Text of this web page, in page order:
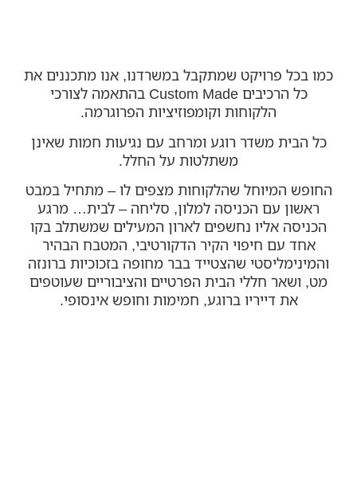
כמו בכל פרויקט שמתקבל במשרדנו, אנו מתכננים את
כל הרכיבים Custom Made בהתאמה לצורכי
הלקוחות וקומפוזיציות הפרוגרמה.
כל הבית משדר רוגע ומרחב עם נגיעות חמות שאינן
משתלטות על החלל.
החופש המיוחל שהלקוחות מצפים לו – מתחיל במבט
ראשון עם הכניסה למלון, סליחה – לבית… מרגע
הכניסה אליו נחשפים לארון המעילים שמשתלב בקו
אחד עם חיפוי הקיר הדקורטיבי, המטבח הבהיר
והמינימליסטי שהצטייד בבר מחופה בזכוכיות ברונזה
מט, ושאר חללי הבית הפרטיים והציבוריים שעוטפים
את דייריו ברוגע, חמימות וחופש אינסופי.